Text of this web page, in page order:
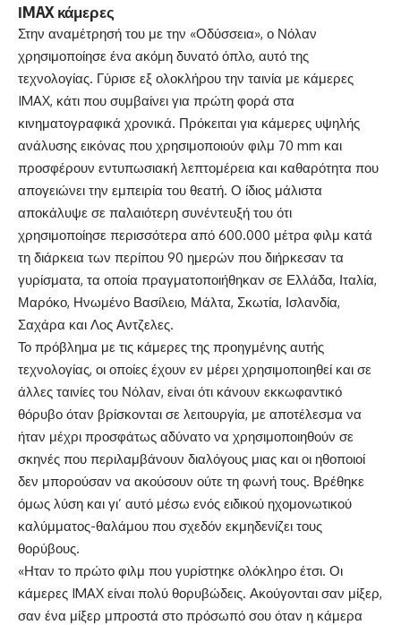
ΙMAX κάμερες
Στην αναμέτρησή του με την «Οδύσσεια», ο Νόλαν
χρησιμοποίησε ένα ακόμη δυνατό όπλο, αυτό της
τεχνολογίας. Γύρισε εξ ολοκλήρου την ταινία με κάμερες
IMAX, κάτι που συμβαίνει για πρώτη φορά στα
κινηματογραφικά χρονικά. Πρόκειται για κάμερες υψηλής
ανάλυσης εικόνας που χρησιμοποιούν φιλμ 70 mm και
προσφέρουν εντυπωσιακή λεπτομέρεια και καθαρότητα που
απογειώνει την εμπειρία του θεατή. Ο ίδιος μάλιστα
αποκάλυψε σε παλαιότερη συνέντευξή του ότι
χρησιμοποίησε περισσότερα από 600.000 μέτρα φιλμ κατά
τη διάρκεια των περίπου 90 ημερών που διήρκεσαν τα
γυρίσματα, τα οποία πραγματοποιήθηκαν σε Ελλάδα, Ιταλία,
Μαρόκο, Ηνωμένο Βασίλειο, Μάλτα, Σκωτία, Ισλανδία,
Σαχάρα και Λος Αντζελες.
Το πρόβλημα με τις κάμερες της προηγμένης αυτής
τεχνολογίας, οι οποίες έχουν εν μέρει χρησιμοποιηθεί και σε
άλλες ταινίες του Νόλαν, είναι ότι κάνουν εκκωφαντικό
θόρυβο όταν βρίσκονται σε λειτουργία, με αποτέλεσμα να
ήταν μέχρι προσφάτως αδύνατο να χρησιμοποιηθούν σε
σκηνές που περιλαμβάνουν διαλόγους μιας και οι ηθοποιοί
δεν μπορούσαν να ακούσουν ούτε τη φωνή τους. Βρέθηκε
όμως λύση και γι’ αυτό μέσω ενός ειδικού ηχομονωτικού
καλύμματος-θαλάμου που σχεδόν εκμηδενίζει τους
θορύβους.
«Ηταν το πρώτο φιλμ που γυρίστηκε ολόκληρο έτσι. Οι
κάμερες IMAX είναι πολύ θορυβώδεις. Ακούγονται σαν μίξερ,
σαν ένα μίξερ μπροστά στο πρόσωπό σου όταν η κάμερα